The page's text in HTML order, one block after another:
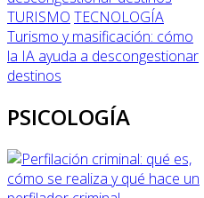
TURISMO TECNOLOGÍA
Turismo y masificación: cómo
la IA ayuda a descongestionar
destinos
PSICOLOGÍA